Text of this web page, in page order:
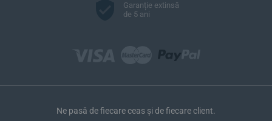
Garanție extinsă
de 5 ani
Ne pasă de fiecare ceas și de fiecare client.